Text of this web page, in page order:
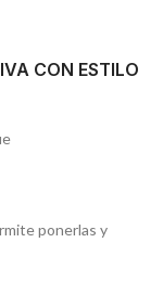
CON ESTILO
ponerlas y